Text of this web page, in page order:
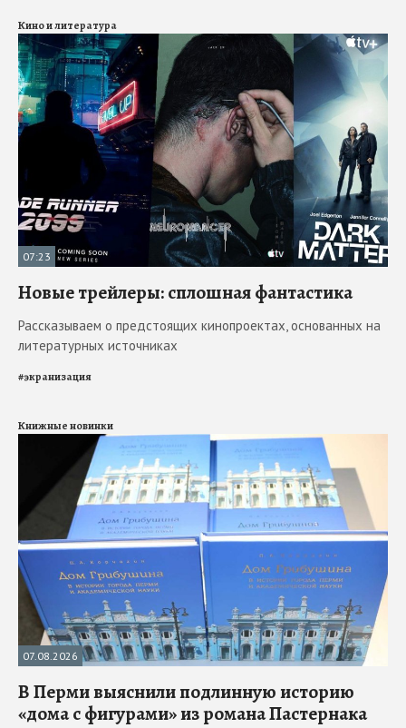
Кино и литература
07:23
Новые трейлеры: сплошная фантастика
Рассказываем о предстоящих кинопроектах, основанных на
литературных источниках
#экранизация
Книжные новинки
07.08.2026
В Перми выяснили подлинную историю
«дома с фигурами» из романа Пастернака